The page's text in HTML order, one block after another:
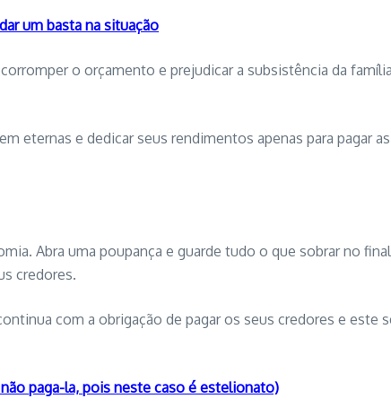
um basta na situação
o orçamento e prejudicar a subsistência da
eternas e dedicar seus rendimentos apenas para pagar
Abra uma poupança e guarde tudo o que sobrar no
credores.
com a obrigação de pagar os seus credores e este
paga-la, pois neste caso é estelionato)